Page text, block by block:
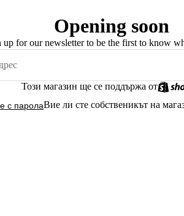
Opening soon
up for our newsletter to be the first to know
Този магазин ще се поддържа от
с паролаВие ли сте собственикът на